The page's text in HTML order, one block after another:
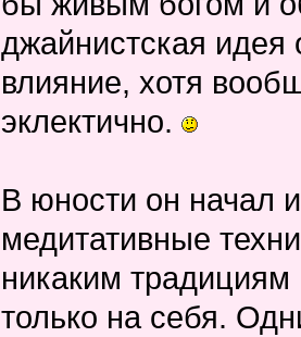
джайнистская идея
влияние, хотя
эклектично.
В юности он начал
медитативные
никаким традициям
только на себя.